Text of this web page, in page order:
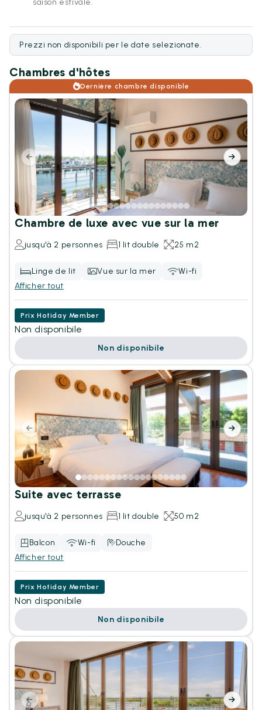
saison estivale.
Prezzi non disponibili per le date selezionate.
Chambres d'hôtes
Dernière chambre disponible
Chambre de luxe avec vue sur la mer
jusqu'à 2 personnes 1 lit double 25 m2
Linge de lit Vue sur la mer
Wi-fi
Afficher tout
Prix Hotiday Member
Non disponibile
Non disponibile
Suite avec terrasse
jusqu'à 2 personnes 1 lit double 50 m2
Balcon Wi-fi
Douche
Afficher tout
Prix Hotiday Member
Non disponibile
Non disponibile